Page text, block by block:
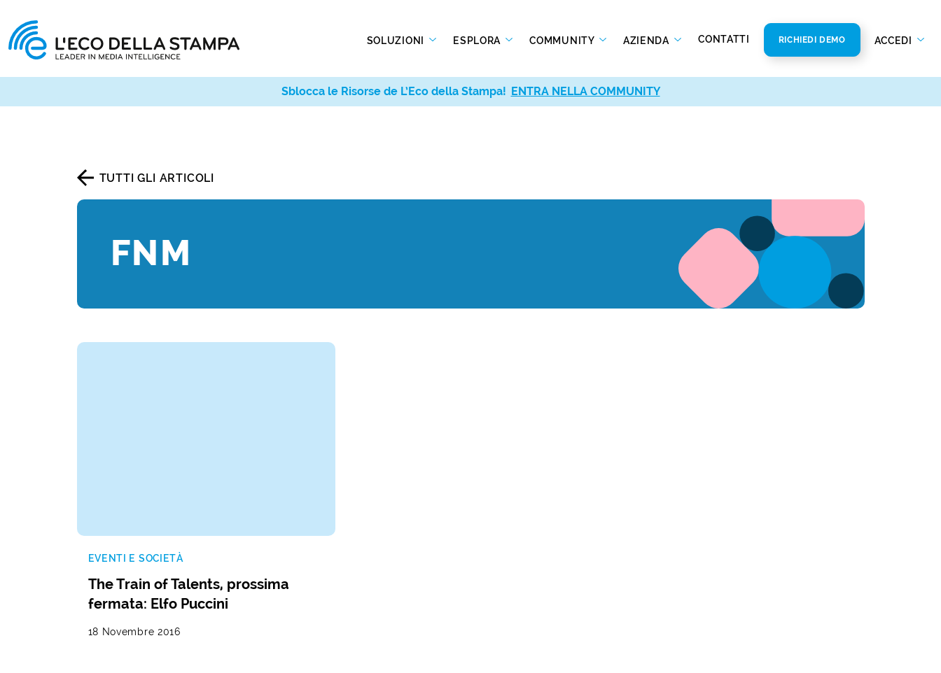
SOLUZIONI ESPLORA COMMUNITY AZIENDA CONTATTI RICHIEDI DEMO ACCEDI
TUTTI GLI ARTICOLI
FNM
EVENTI E SOCIETÀ
The Train of Talents, prossima
fermata: Elfo Puccini
18 Novembre 2016
Sblocca le Risorse de L’Eco della Stampa! ENTRA NELLA COMMUNITY